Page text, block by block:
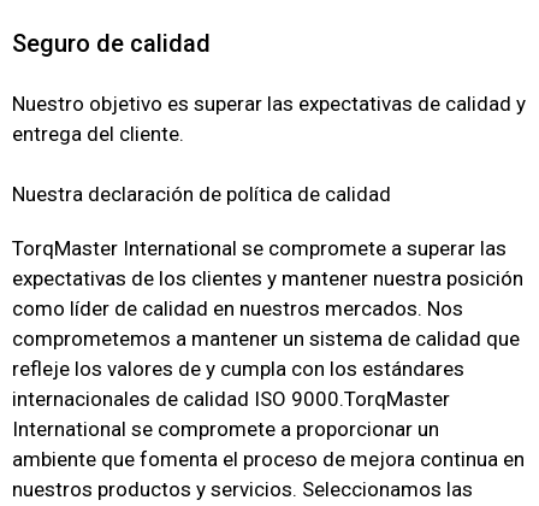
Seguro de calidad
Nuestro objetivo es superar las expectativas de calidad y
entrega del cliente.
Nuestra declaración de política de calidad
TorqMaster International se compromete a superar las
expectativas de los clientes y mantener nuestra posición
como líder de calidad en nuestros mercados. Nos
comprometemos a mantener un sistema de calidad que
refleje los valores de y cumpla con los estándares
internacionales de calidad ISO 9000.TorqMaster
International se compromete a proporcionar un
ambiente que fomenta el proceso de mejora continua en
nuestros productos y servicios. Seleccionamos las